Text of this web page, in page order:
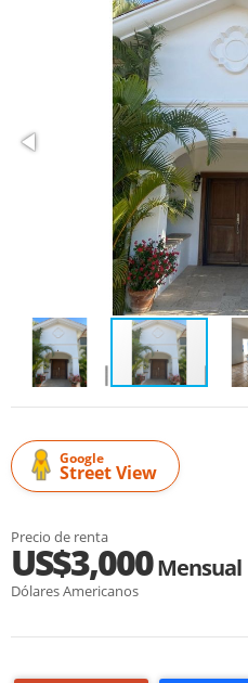
Google
Street View
Precio de renta
US$3,000Mensual
Dólares Americanos